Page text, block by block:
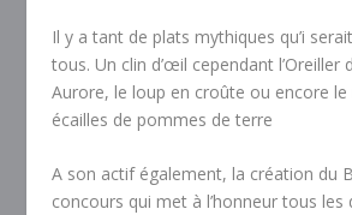
Il y a tant de plats mythiques qu’i
tous. Un clin d’œil cependant l’Oreiller
Aurore, le loup en croûte ou encore
écailles de pommes de terre
A son actif également, la création du
concours qui met à l’honneur tous les